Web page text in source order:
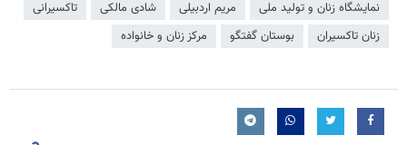
نمایشگاه زنان و تولید ملی مریم اردبیلی شادی مالکی
تاکسیرانی
زنان تاکسیران
بوستان گفتگو مرکز زنان و خانواده